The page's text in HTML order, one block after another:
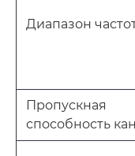
Диапазон
Пропускная
способность